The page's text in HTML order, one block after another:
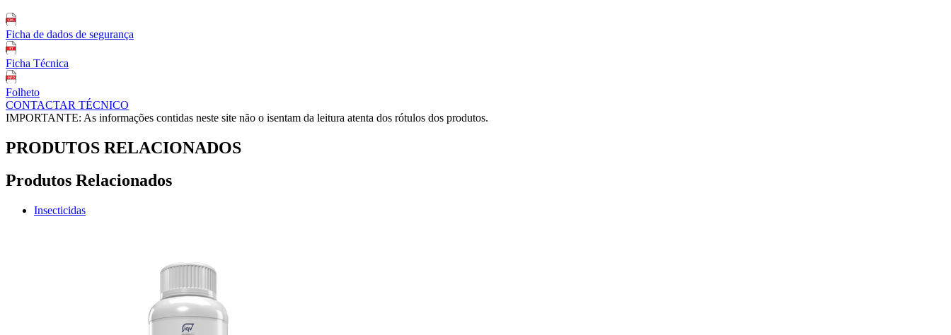
Ficha de dados de segurança
Ficha Técnica
Folheto
CONTACTAR TÉCNICO
IMPORTANTE: As informações contidas neste site não o isentam da leitura atenta dos rótulos dos produtos.
PRODUTOS RELACIONADOS
Produtos Relacionados
Insecticidas